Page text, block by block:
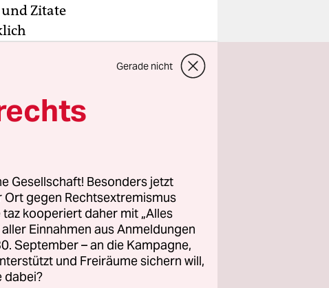
Zitate
drei
Etwa das
endlich an
in Berlin
verbracht
Gerade nicht
Gesellschaft! Besonders jetzt
gegen Rechtsextremismus
kooperiert daher mit „Alles
Einnahmen aus Anmeldungen
September – an die Kampagne,
und Freiräume sichern will,
dabei?